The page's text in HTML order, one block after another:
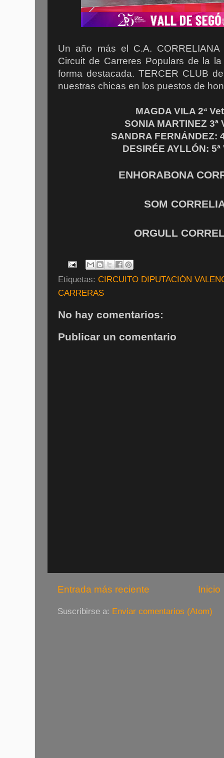
Un año más el C.A.
Circuit de Carreres Populars de la
forma destacada. TERCER CLUB
nuestras chicas en los puestos de
MAGDA VILA 2ª
SONIA MARTINEZ 3ª
SANDRA FERNÁNDEZ:
DESIRÉE AYLLÓN:
ENHORABONA
SOM
ORGULL
Etiquetas: CIRCUITO DIPUTACIÓN
CARRERAS
No hay comentarios:
Publicar un comentario
Entrada más reciente Inicio
Suscribirse a: Enviar comentarios (Atom)